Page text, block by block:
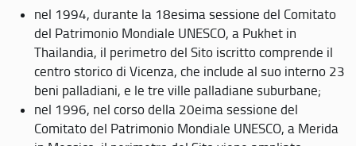
nel 1994, durante la 18esima sessione del Comitato
del Patrimonio Mondiale UNESCO, a Pukhet in
Thailandia, il perimetro del Sito iscritto comprende il
centro storico di Vicenza, che include al suo interno 23
beni palladiani, e le tre ville palladiane suburbane;
nel 1996, nel corso della 20eima sessione del
Comitato del Patrimonio Mondiale UNESCO, a Merida